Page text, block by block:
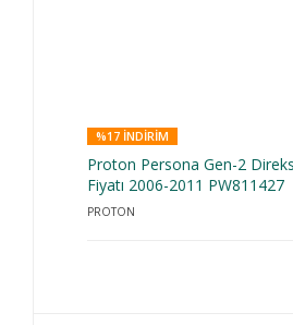
%17 INDIRIM
Proton Persona Gen-2
Fiyatı 2006-2011 PW811427
PROTON